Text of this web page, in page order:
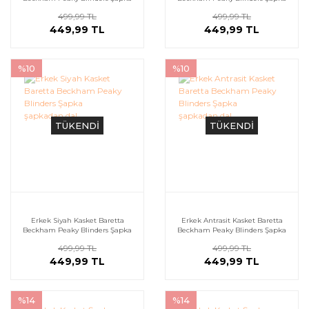
499,99 TL
449,99 TL
499,99 TL
449,99 TL
TÜKENDİ
%10
Erkek Siyah Kasket Baretta
Beckham Peaky Blinders Şapka
499,99 TL
449,99 TL
TÜKENDİ
%10
Erkek Antrasit Kasket Baretta
Beckham Peaky Blinders Şapka
499,99 TL
449,99 TL
%14 %14